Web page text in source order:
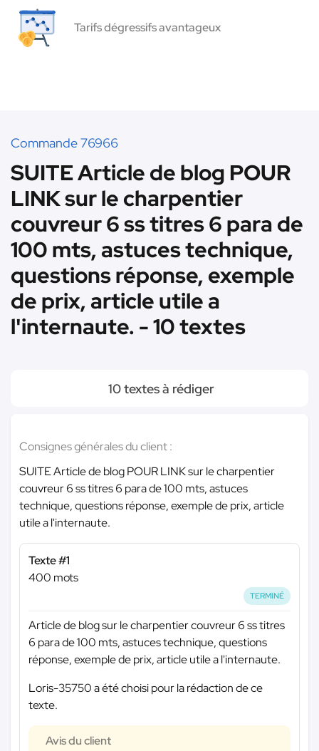
Tarifs dégressifs avantageux
Commande 76966
SUITE Article de blog POUR
LINK sur le charpentier
couvreur 6 ss titres 6 para de
100 mts, astuces technique,
questions réponse, exemple
de prix, article utile a
l'internaute. - 10 textes
10 textes à rédiger
Consignes générales du client :
SUITE Article de blog POUR LINK sur le charpentier
couvreur 6 ss titres 6 para de 100 mts, astuces
technique, questions réponse, exemple de prix, article
utile a l'internaute.
Texte #1
400 mots
TERMINÉ
Article de blog sur le charpentier couvreur 6 ss titres
6 para de 100 mts, astuces technique, questions
réponse, exemple de prix, article utile a l'internaute.
Loris-35750 a été choisi pour la rédaction de ce
texte.
Avis du client